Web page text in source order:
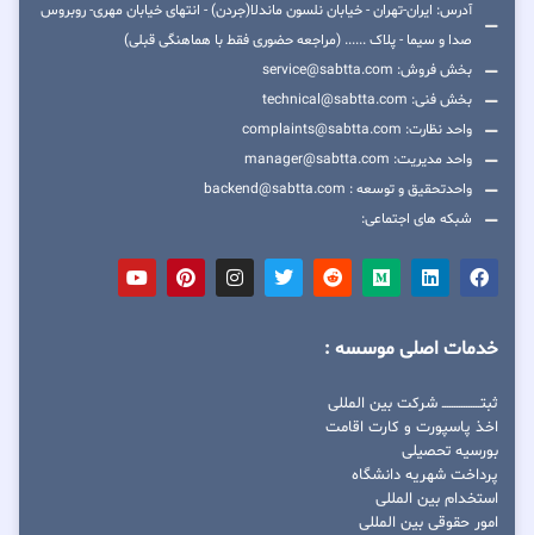
آدرس: ایران-تهران - خیابان نلسون ماندلا(جردن) - انتهای خیابان مهری- روبروس
صدا و سیما - پلاک ...... (مراجعه حضوری فقط با هماهنگی قبلی)
بخش فروش: service@sabtta.com
بخش فنی: technical@sabtta.com
واحد نظارت: complaints@sabtta.com
واحد مدیریت: manager@sabtta.com
واحدتحقیق و توسعه : backend@sabtta.com
شبکه های اجتماعی:
خدمات اصلی موسسه :
ثبتــــــــــــــــ شرکت بین المللی
اخذ پاسپورت و کارت اقامت
بورسیه تحصیلی
پرداخت شهریه دانشگاه
استخدام بین المللی
امور حقوقی بین المللی